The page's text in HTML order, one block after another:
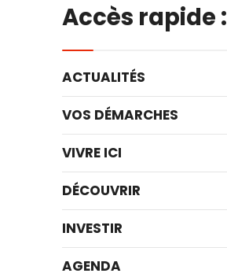
Accès rapide :
ACTUALITÉS
VOS DÉMARCHES
VIVRE ICI
DÉCOUVRIR
INVESTIR
AGENDA